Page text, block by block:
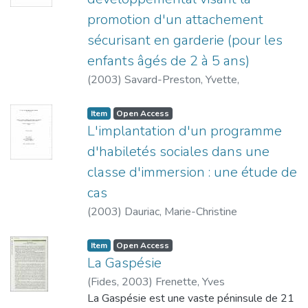
et allant jusqu'aux abords du Parc
Algonquin vers le nord. Dans la première
partie du texte, nous traçons le portrait
statistique des francophones du Centre et
du Sud-Ouest. Dans la deuxième partie,
promotion d'un attachement
sécurisant en garderie (pour les
enfants âgés de 2 à 5 ans)
(2003) Savard-Preston, Yvette,
Item type:
Item, Access status:
Open Access
L'implantation d'un programme
d'habiletés sociales dans une
classe d'immersion : une étude de
cas
(2003) Dauriac, Marie-Christine
Item type:
Item, Access status:
Open Access
La Gaspésie
(Fides, 2003) Frenette, Yves
La Gaspésie est une vaste péninsule de 21